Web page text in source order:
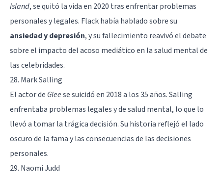
Island, se quitó la vida en 2020 tras enfrentar problemas
personales y legales. Flack había hablado sobre su
ansiedad y depresión, y su fallecimiento reavivó el debate
sobre el impacto del acoso mediático en la salud mental de
las celebridades.
28. Mark Salling
El actor de Gleese suicidó en 2018 a los 35 años. Salling
enfrentaba problemas legales y de salud mental, lo que lo
llevó a tomar la trágica decisión. Su historia reflejó el lado
oscuro de la fama y las consecuencias de las decisiones
personales.
29. Naomi Judd